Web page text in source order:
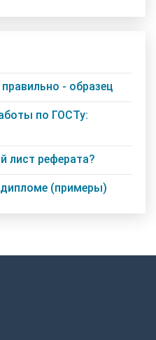
- образец
по ГОСТу:
лист реферата?
(примеры)